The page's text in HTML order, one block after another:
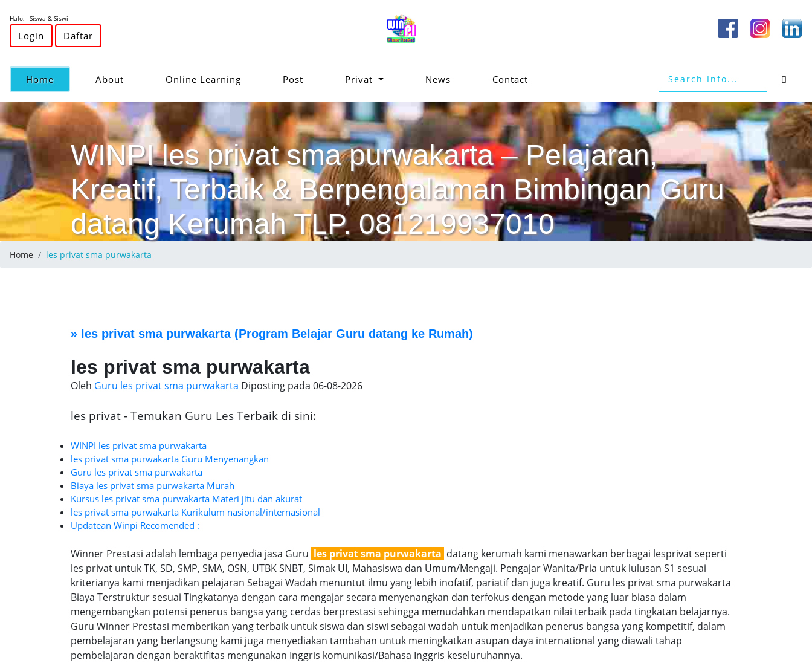
Halo, Siswa & Siswi
Login Daftar
Home(current) About Online Learning Post Privat News Contact
WINPI les privat sma purwakarta – Pelajaran,
Kreatif, Terbaik & Berpengalaman Bimbingan Guru
datang Kerumah TLP. 081219937010
Home les privat sma purwakarta
» les privat sma purwakarta(Program Belajar Guru datang ke Rumah)
les privat sma purwakarta
Oleh Guru les privat sma purwakarta Diposting pada 06-08-2026
les privat - Temukan Guru Les Terbaik di sini:
WINPI les privat sma purwakarta
les privat sma purwakarta Guru Menyenangkan
Guru les privat sma purwakarta
Biaya les privat sma purwakarta Murah
Kursus les privat sma purwakarta Materi jitu dan akurat
les privat sma purwakarta Kurikulum nasional/internasional
Updatean Winpi Recomended :
Winner Prestasi adalah lembaga penyedia jasa Guru les privat sma purwakarta datang kerumah kami menawarkan berbagai lesprivat seperti
les privat untuk TK, SD, SMP, SMA, OSN, UTBK SNBT, Simak UI, Mahasiswa dan Umum/Mengaji. Pengajar Wanita/Pria untuk lulusan S1 sesuai
kriterianya kami menjadikan pelajaran Sebagai Wadah menuntut ilmu yang lebih inofatif, pariatif dan juga kreatif. Guru les privat sma purwakarta
Biaya Terstruktur sesuai Tingkatanya dengan cara mengajar secara menyenangkan dan terfokus dengan metode yang luar biasa dalam
mengembangkan potensi penerus bangsa yang cerdas berprestasi sehingga memudahkan mendapatkan nilai terbaik pada tingkatan belajarnya.
Guru Winner Prestasi memberikan yang terbaik untuk siswa dan siswi sebagai wadah untuk menjadikan penerus bangsa yang kompetitif, dalam
pembelajaran yang berlangsung kami juga menyediakan tambahan untuk meningkatkan asupan daya international yang diawali tahap
pembelajaran dengan beraktifitas mengunakan Inggris komunikasi/Bahasa Inggris keseluruhannya.